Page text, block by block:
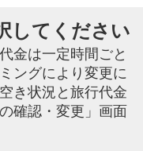
してください
金は一定時間ごと
ングにより変更に
き状況と旅行代金
確認・変更」画面